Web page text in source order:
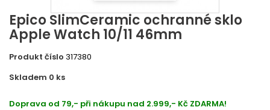
Epico SlimCeramic ochranné sklo
Apple Watch 10/11 46mm
Produkt číslo 317380
Skladem 0 ks
Doprava od 79,- při nákupu nad 2.999,- Kč ZDARMA!